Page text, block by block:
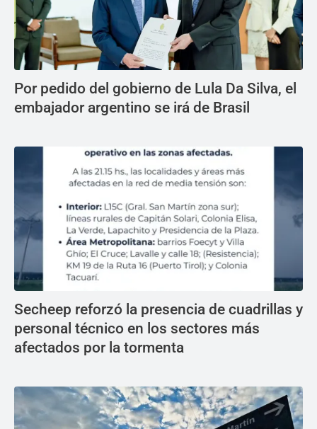
Por pedido del gobierno de Lula Da Silva, el
embajador argentino se irá de Brasil
Secheep reforzó la presencia de cuadrillas y
personal técnico en los sectores más
afectados por la tormenta